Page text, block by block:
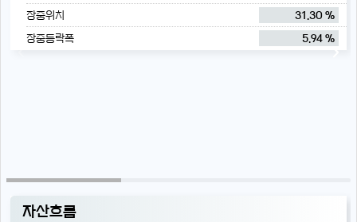
장중위치
31.30 %
장중등락폭
5.94 %
자산흐름